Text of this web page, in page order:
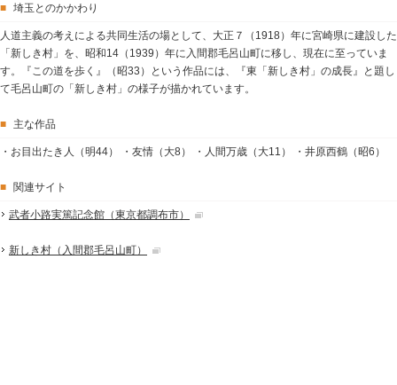
■ 埼玉とのかかわり
人道主義の考えによる共同生活の場として、大正７（1918）年に宮崎県に建設した
「新しき村」を、昭和14（1939）年に入間郡毛呂山町に移し、現在に至っていま
す。『この道を歩く』（昭33）という作品には、『東「新しき村」の成長』と題し
て毛呂山町の「新しき村」の様子が描かれています。
■ 主な作品
・お目出たき人（明44） ・友情（大8） ・人間万歳（大11） ・井原西鶴（昭6）
■ 関連サイト
武者小路実篤記念館（東京都調布市）
新しき村（入間郡毛呂山町）